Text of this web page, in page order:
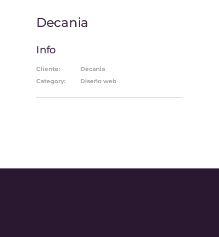
Decania
Info
Cliente:
Decania
Category:
Diseño web